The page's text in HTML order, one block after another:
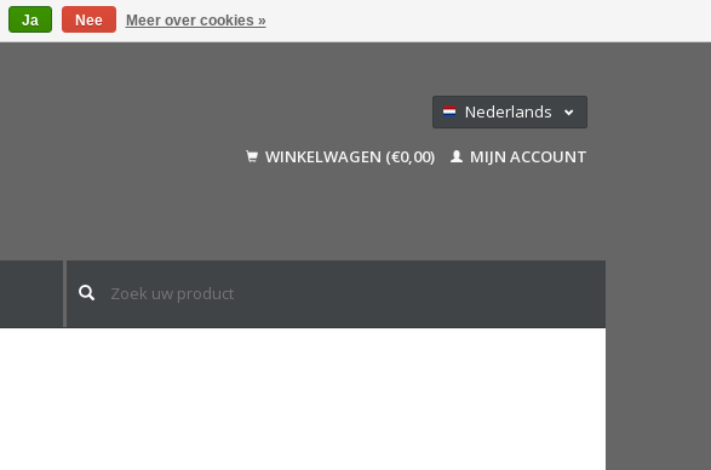
Nederlands
Français
WINKELWAGEN (€0,00) MIJN ACCOUNT
Ja Nee Meer over cookies »